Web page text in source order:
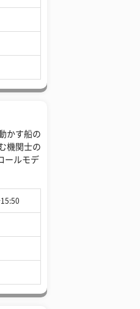
かす船の
機関士の
ールモデ